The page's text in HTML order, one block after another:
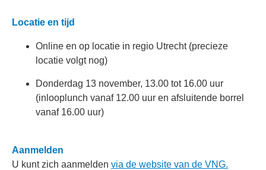
Locatie en tijd
Online en op locatie in regio Utrecht (precieze
locatie volgt nog)
Donderdag 13 november, 13.00 tot 16.00 uur
(inlooplunch vanaf 12.00 uur en afsluitende borrel
vanaf 16.00 uur)
Aanmelden
U kunt zich aanmelden via de website van de VNG.